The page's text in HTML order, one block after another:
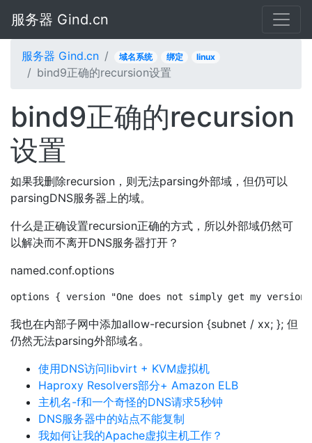
服务器 Gind.cn
服务器 Gind.cn 域名系统 绑定 linux
bind9正确的recursion设置
bind9正确的recursion
设置
如果我删除recursion，则无法parsing外部域，但仍可以
parsingDNS服务器上的域。
什么是正确设置recursion正确的方式，所以外部域仍然可
以解决而不离开DNS服务器打开？
named.conf.options
options { version "One does not simply get my
我也在内部子网中添加allow-recursion {subnet / xx; }; 但
仍然无法parsing外部域名。
使用DNS访问libvirt + KVM虚拟机
Haproxy Resolvers部分+ Amazon ELB
主机名-f和一个奇怪的DNS请求5秒钟
DNS服务器中的站点不能复制
我如何让我的Apache虚拟主机工作？